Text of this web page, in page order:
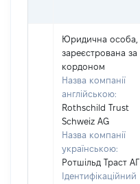
Юридична особа,
зареєстрована за
кордоном
Назва компанії
англійською:
Rothschild Trust
Schweiz AG
Назва компанії
українською:
Ротшільд Траст АГ
Ідентифікаційний